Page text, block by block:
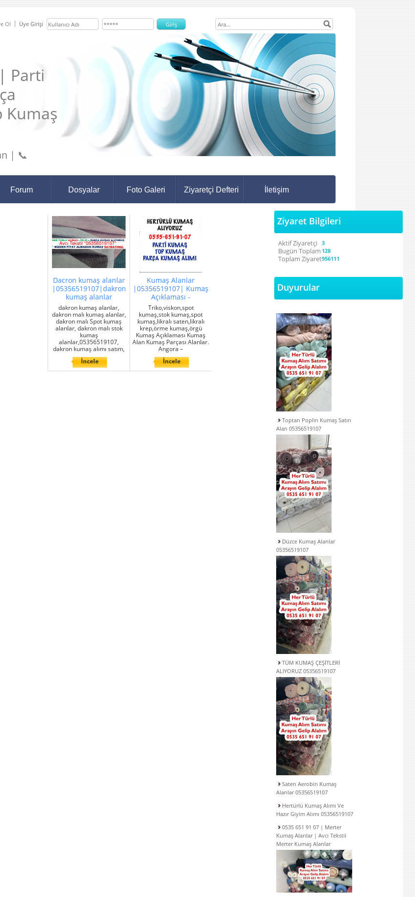
Ol Üye Girişi
Parti
Kumaş
| 📞
Forum Dosyalar Foto Galeri Ziyaretçi Defteri İletişim
Dacron kumaş alanlar
|05356519107|dakron
kumaş alanlar
dakron kumaş alanlar,
dakron malı kumaş alanlar,
dakron malı Spot kumaş
alanlar, dakron malı stok
kumaş
alanlar,05356519107,
dakron kumaş alımı satım,
İncele
Kumaş Alanlar
|05356519107| Kumaş
Açıklaması -
Triko,viskon,spot
kumaş,stok kumaş,spot
kumaş,likralı saten,likralı
krep,örme kumaş,örgü
Kumaş Açıklaması Kumaş
Alan Kumaş Parçası Alanlar.
Angora –
İncele
Ziyaret Bilgileri
Aktif Ziyaretçi 3
Bugün Toplam 128
Toplam Ziyaret956111
Duyurular
Toptan Poplin Kumaş Satın
Alan 05356519107
Düzce Kumaş Alanlar
05356519107
TÜM KUMAŞ ÇEŞİTLERİ
ALIYORUZ 05356519107
Saten Aerobin Kumaş
Alanlar 05356519107
Hertürlü Kumaş Alımı Ve
Hazır Giyim Alımı 05356519107
0535 651 91 07 | Merter
Kumaş Alanlar | Avcı Tekstil
Merter Kumaş Alanlar